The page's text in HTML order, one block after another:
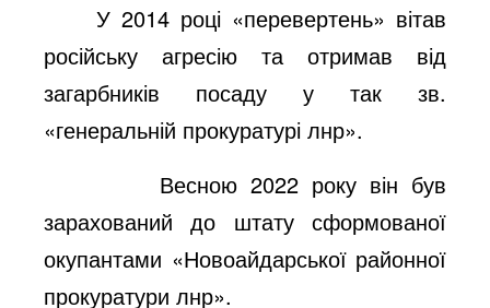
У 2014 році «перевертень» вітав
російську агресію та отримав від
загарбників посаду у так зв.
«генеральній прокуратурі лнр».
Весною 2022 року він був
зарахований до штату сформованої
окупантами «Новоайдарської районної
прокуратури лнр».